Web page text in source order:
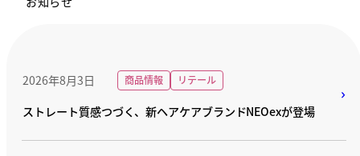
2026年8月3日 商品情報 リテール
ストレート質感つづく、新ヘアケアブランドNEOexが登場